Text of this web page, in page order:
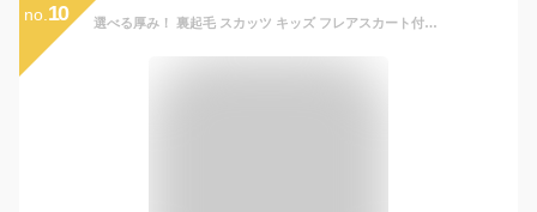
no. 10 選べる厚み！ 裏起毛 スカッツ キッズ フレアスカート付き レギンス レギパン レギンス付きスカート フレアスカート ボトムス